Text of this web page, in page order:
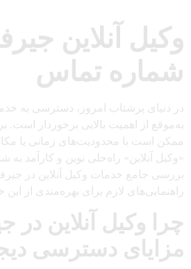
وکیل آنلاین
شماره تماس
در دنیای پرشتاب امروز، دسترسی به
به‌موقع از اهمیت بالایی برخوردار است.
ممکن است با محدودیت‌های زمانی یا
«وکیل آنلاین» راه‌حلی نوین و کارآمد به
بررسی جامع خدمات وکیل آنلاین در
راهنمایی‌های لازم برای بهره‌مندی از این
چرا وکیل آنلاین در
مزایای دسترسی